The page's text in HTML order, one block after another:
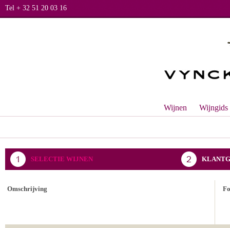
Tel + 32 51 20 03 16
Wijnen Wijngids
SELECTIE WIJNEN
Omschrijving